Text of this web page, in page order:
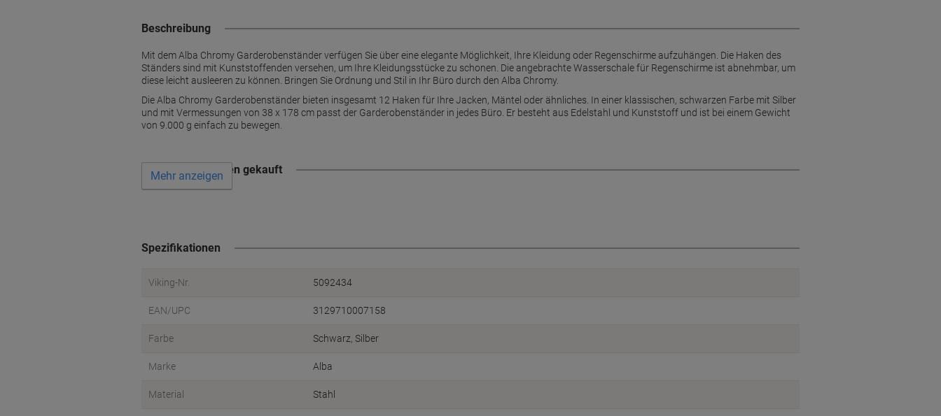
Beschreibung
Mit dem Alba Chromy Garderobenständer verfügen Sie über eine elegante Möglichkeit, Ihre Kleidung oder Regenschirme aufzuhängen. Die Haken des
Ständers sind mit Kunststoffenden versehen, um Ihre Kleidungsstücke zu schonen. Die angebrachte Wasserschale für Regenschirme ist abnehmbar, um
diese leicht ausleeren zu können. Bringen Sie Ordnung und Stil in Ihr Büro durch den Alba Chromy.
Die Alba Chromy Garderobenständer bieten insgesamt 12 Haken für Ihre Jacken, Mäntel oder ähnliches. In einer klassischen, schwarzen Farbe mit Silber
und mit Vermessungen von 38 x 178 cm passt der Garderobenständer in jedes Büro. Er besteht aus Edelstahl und Kunststoff und ist bei einem Gewicht
von 9.000 g einfach zu bewegen.
Wird oft zusammen gekauft
Mehr anzeigen
Spezifikationen
Viking-Nr. 5092434
EAN/UPC 3129710007158
Farbe Schwarz, Silber
Marke Alba
Material Stahl